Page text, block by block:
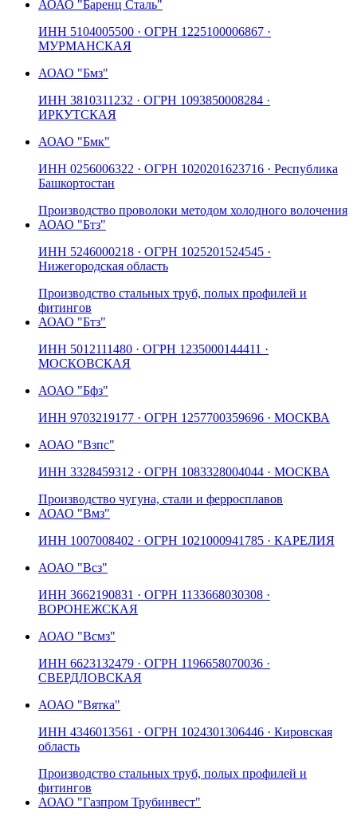
АОАО "Баренц Сталь"
ИНН 5104005500 · ОГРН 1225100006867 ·
МУРМАНСКАЯ
АОАО "Бмз"
ИНН 3810311232 · ОГРН 1093850008284 ·
ИРКУТСКАЯ
АОАО "Бмк"
ИНН 0256006322 · ОГРН 1020201623716 · Республика
Башкортостан
Производство проволоки методом холодного волочения
АОАО "Бтз"
ИНН 5246000218 · ОГРН 1025201524545 ·
Нижегородская область
Производство стальных труб, полых профилей и
фитингов
АОАО "Бтз"
ИНН 5012111480 · ОГРН 1235000144411 ·
МОСКОВСКАЯ
АОАО "Бфз"
ИНН 9703219177 · ОГРН 1257700359696 · МОСКВА
АОАО "Взпс"
ИНН 3328459312 · ОГРН 1083328004044 · МОСКВА
Производство чугуна, стали и ферросплавов
АОАО "Вмз"
ИНН 1007008402 · ОГРН 1021000941785 · КАРЕЛИЯ
АОАО "Всз"
ИНН 3662190831 · ОГРН 1133668030308 ·
ВОРОНЕЖСКАЯ
АОАО "Всмз"
ИНН 6623132479 · ОГРН 1196658070036 ·
СВЕРДЛОВСКАЯ
АОАО "Вятка"
ИНН 4346013561 · ОГРН 1024301306446 · Кировская
область
Производство стальных труб, полых профилей и
фитингов
АОАО "Газпром Трубинвест"